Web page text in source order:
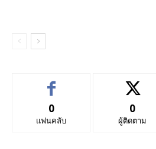
0
แฟนคลับ
0
ผู้ติดตาม